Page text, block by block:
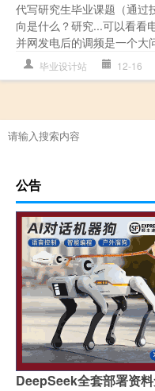
代写研究生毕业课题（通过
向是什么？研究...可以看看
并网发电后的调频是一个大
毕业设计站 12-16
公告
DeepSeek全套部署资